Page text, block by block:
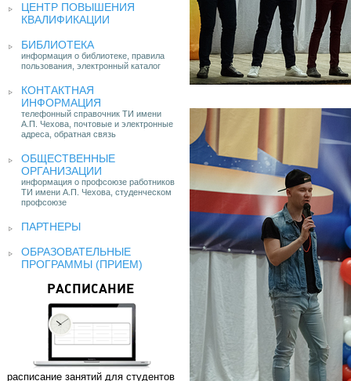
ЦЕНТР ПОВЫШЕНИЯ
КВАЛИФИКАЦИИ
БИБЛИОТЕКА
информация о библиотеке, правила
пользования, электронный каталог
КОНТАКТНАЯ
ИНФОРМАЦИЯ
телефонный справочник ТИ имени
А.П. Чехова, почтовые и электронные
адреса, обратная связь
ОБЩЕСТВЕННЫЕ
ОРГАНИЗАЦИИ
информация о профсоюзе работников
ТИ имени А.П. Чехова, студенческом
профсоюзе
ПАРТНЕРЫ
ОБРАЗОВАТЕЛЬНЫЕ
ПРОГРАММЫ (ПРИЕМ)
РАСПИСАНИЕ
расписание занятий для студентов